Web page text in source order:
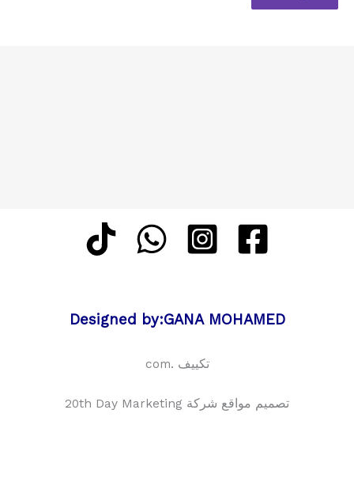
Designed by:GANA MOHAMED
تكييف .com
تصميم مواقع شركة 20th Day Marketing